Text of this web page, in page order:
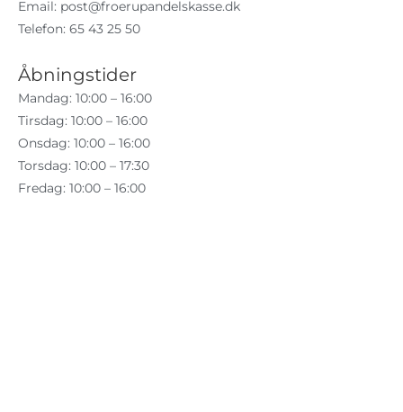
Email: post@froerupandelskasse.dk
Telefon: 65 43 25 50
Åbningstider
Mandag: 10:00 – 16:00
Tirsdag: 10:00 – 16:00
Onsdag: 10:00 – 16:00
Torsdag: 10:00 – 17:30
Fredag: 10:00 – 16:00